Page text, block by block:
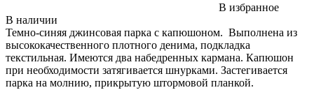
В избранное
В наличии
Темно-синяя джинсовая парка с капюшоном. Выполнена из
высококачественного плотного денима, подкладка
текстильная. Имеются два набедренных кармана. Капюшон
при необходимости затягивается шнурками. Застегивается
парка на молнию, прикрытую штормовой планкой.